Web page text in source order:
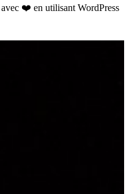
❤️ en utilisant WordPress